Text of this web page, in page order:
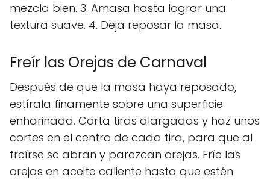
mezcla bien. 3. Amasa hasta lograr una
textura suave. 4. Deja reposar la masa.
Freír las Orejas de Carnaval
Después de que la masa haya reposado,
estírala finamente sobre una superficie
enharinada. Corta tiras alargadas y haz unos
cortes en el centro de cada tira, para que al
freírse se abran y parezcan orejas. Fríe las
orejas en aceite caliente hasta que estén